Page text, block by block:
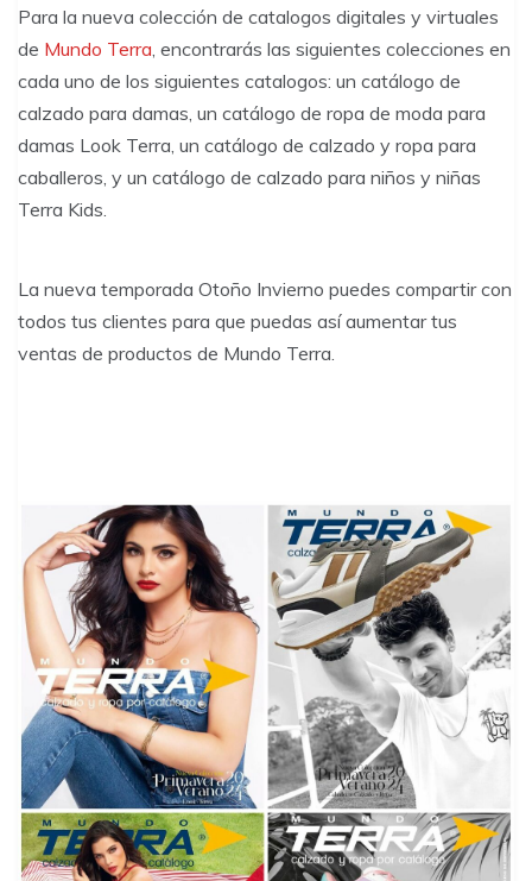
Para la nueva colección de catalogos digitales y virtuales
de Mundo Terra, encontrarás las siguientes colecciones en
cada uno de los siguientes catalogos: un catálogo de
calzado para damas, un catálogo de ropa de moda para
damas Look Terra, un catálogo de calzado y ropa para
caballeros, y un catálogo de calzado para niños y niñas
Terra Kids.
La nueva temporada Otoño Invierno puedes compartir con
todos tus clientes para que puedas así aumentar tus
ventas de productos de Mundo Terra.